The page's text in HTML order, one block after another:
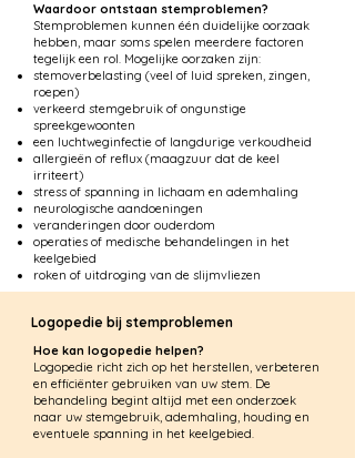
Waardoor ontstaan stemproblemen?
Stemproblemen kunnen één duidelijke oorzaak
hebben, maar soms spelen meerdere factoren
tegelijk een rol. Mogelijke oorzaken zijn:
stemoverbelasting (veel of luid spreken, zingen,
roepen)
verkeerd stemgebruik of ongunstige
spreekgewoonten
een luchtweginfectie of langdurige verkoudheid
allergieën of reflux (maagzuur dat de keel
irriteert)
stress of spanning in lichaam en ademhaling
neurologische aandoeningen
veranderingen door ouderdom
operaties of medische behandelingen in het
keelgebied
roken of uitdroging van de slijmvliezen
Logopedie bij stemproblemen
Hoe kan logopedie helpen?
Logopedie richt zich op het herstellen, verbeteren
en efficiënter gebruiken van uw stem. De
behandeling begint altijd met een onderzoek
naar uw stemgebruik, ademhaling, houding en
eventuele spanning in het keelgebied.